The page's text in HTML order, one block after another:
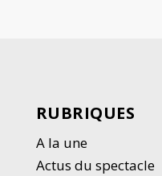
RUBRIQUES
A la une
Actus du spectacle